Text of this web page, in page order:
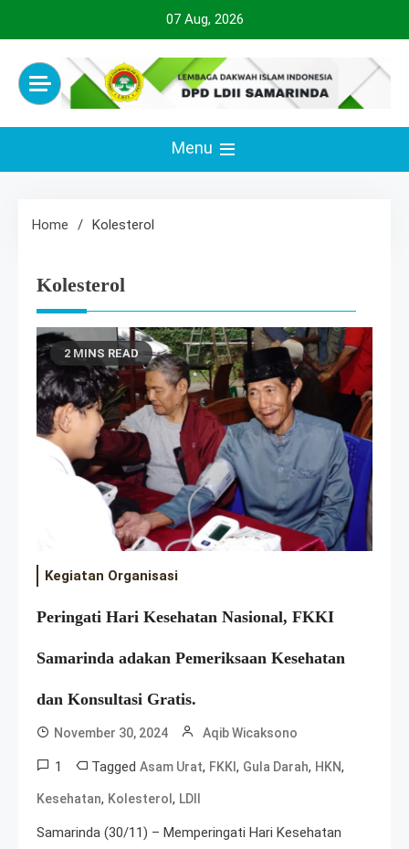
to
content
07 Aug, 2026
LDII SAMARINDA
Menu
Home Kolesterol
Kolesterol
2 MINS READ
Kegiatan Organisasi
Peringati Hari Kesehatan Nasional, FKKI
Samarinda adakan Pemeriksaan Kesehatan
dan Konsultasi Gratis.
November 30, 2024 Aqib Wicaksono
1 Tagged Asam Urat, FKKI , Gula Darah, HKN,
Kesehatan, Kolesterol , LDII
Samarinda (30/11) – Memperingati Hari Kesehatan